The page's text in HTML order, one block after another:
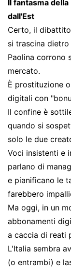
Il fantasma
dall'Est
Certo, il
si trascina
Paolina corrono
mercato.
È prostituzione
digitali con
Il confine è
quando si
solo le due
Voci insistenti e
parlano di
e pianificano le
farebbero
Ma oggi, in un
abbonamenti
a caccia di reati
L'Italia sembra
(o entrambi) e